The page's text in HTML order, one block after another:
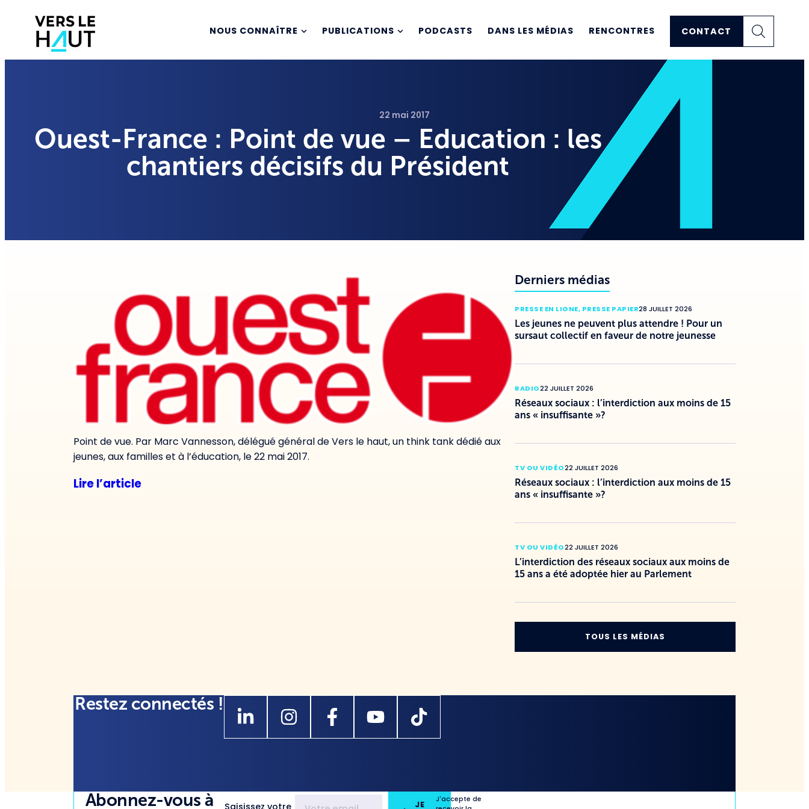
NOUS CONNAÎTRE PUBLICATIONS PODCASTS DANS LES MÉDIAS RENCONTRES CONTACT
22 mai 2017
Ouest-France : Point de vue – Education : les
chantiers décisifs du Président
Point de vue. Par Marc Vannesson, délégué général de Vers le haut, un think tank dédié aux
jeunes, aux familles et à l’éducation, le 22 mai 2017.
Lire l’article
Derniers médias
PRESSE EN LIGNE, PRESSE PAPIER28 JUILLET 2026
Les jeunes ne peuvent plus attendre ! Pour un
sursaut collectif en faveur de notre jeunesse
RADIO22 JUILLET 2026
Réseaux sociaux : l’interdiction aux moins de 15
ans « insuffisante »?
TV OU VIDÉO22 JUILLET 2026
Réseaux sociaux : l’interdiction aux moins de 15
ans « insuffisante »?
TV OU VIDÉO22 JUILLET 2026
L’interdiction des réseaux sociaux aux moins de
15 ans a été adoptée hier au Parlement
TOUS LES MÉDIAS
Restez connectés !
Abonnez-vous à
Saisissez votre
JE
J'accepte de